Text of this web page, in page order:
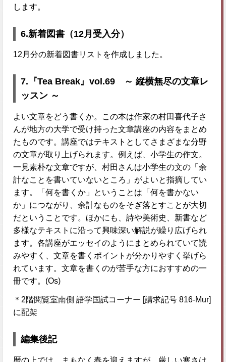
します。
6.新着図書（12月受入分）
12月分の新着図書リストを作成しました。
7.『Tea Break』vol.69 ～ 縦横無尽の文章レ
ッスン ～
よい文章をどう書くか。この本は作家の村田喜代子さ
んが地方の大学で受け持った文章講座の内容をまとめ
たものです。講座ではテキストとしてさまざまな分野
の文章が取り上げられます。例えば、小学生の作文。
一見素朴な文章ですが、村田さんは小学生の文の「余
計なことを書いていないところ」がよいと指摘してい
ます。「何を書くか」ということは「何を書かない
か」につながり、余計なものをそぎ落とすことが大切
だということです。ほかにも、詩や美術史、新書など
多様なテキストに沿って興味深い解説が繰り広げられ
ます。各講座がエッセイのようにまとめられていて読
みやすく、文章を書くポイントが分かりやすく挙げら
れています。文章を書くのが苦手な方におすすめの一
冊です。(Os)
＊2階閲覧室南側 語学国試コーナー [請求記号 816-Mur]
に配架
編集後記
暦の上では、まもなく春を迎えますが、厳しい寒さは